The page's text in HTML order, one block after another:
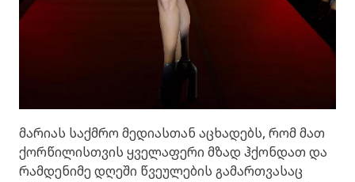
მარიას საქმრო მედიასთან აცხადებს, რომ მათ
ქორწილისთვის ყველაფერი მზად ჰქონდათ და
რამდენიმე დღეში წვეულების გამართვასაც